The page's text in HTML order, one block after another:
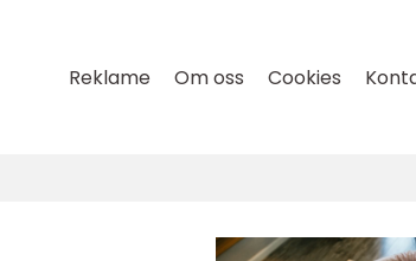
Reklame Om oss Cookies